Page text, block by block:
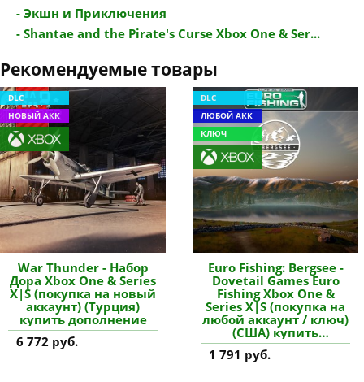
- Экшн и Приключения
- Shantae and the Pirate's Curse Xbox One & Ser...
Рекомендуемые товары
DLC
НОВЫЙ АКК
War Thunder - Набор
Дора Xbox One & Series
X|S (покупка на новый
аккаунт) (Турция)
купить дополнение
6 772 руб.
DLC
ЛЮБОЙ АКК
КЛЮЧ
Euro Fishing: Bergsee -
Dovetail Games Euro
Fishing Xbox One &
Series X|S (покупка на
любой аккаунт / ключ)
(США) купить
дополнение
1 791 руб.